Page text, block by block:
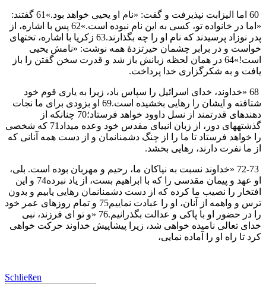
60 اما اليزابت نپذيرفت و گفت: «نام او يحيی خواهد بود.»61 گفتند:
«اما در خانواده تو، كسی به اين نام نبوده است.»62 پس با اشاره، از
پدر نوزاد پرسيدند كه نام او را چه بگذارند.63 زكريا با اشاره، تختهای
خواست و در برابر چشمان حيرتزدهٔ همه نوشت: «نامش يحيی
است!»64 در همان لحظه زبانش باز شد و قدرت سخن گفتن را باز
يافت و به شكرگزاری خدا پرداخت.
68 «خداوند، خدای اسرائيل را سپاس باد، زيرا به ياری قوم خود
شتافته و ايشان را رهايی بخشيده است.69 او بزودی برای ما نجات
دهندهای قدرتمند از نسل داوود خواهد فرستاد؛70 چنانكه از
گذشتههای دور، از زبان انبيای مقدس خود وعده میداد71 كه شخصی
را خواهد فرستاد تا ما را از چنگ دشمنانمان و از دست همه آنانی كه
از ما نفرت دارند، رهايی بخشد.
72-73 «خداوند نسبت به نياكان ما، رحيم و مهربان بوده است. بلی،
او عهد و پيمان مقدسی را كه با ابراهيم بست، از ياد نبرده74 و اين
افتخار را نصيب ما كرده كه از دست دشمنانمان رهايی يابيم و بدون
ترس و واهمه از آنان، او را عبادت نماييم75 و تمام روزهای عمر خود
را در حضور او با پاكی و عدالت بگذرانيم.76 «و تو ای فرزند، نبی
خدای تعالی ناميده خواهی شد، زيرا پيشاپيش خداوند حركت خواهی
كرد تا راه او را آماده نمايی،
Schließen